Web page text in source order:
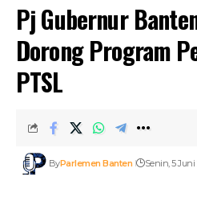
Pj Gubernur
Dorong Program
PTSL
ByParlemen Banten Senin, 5 Juni